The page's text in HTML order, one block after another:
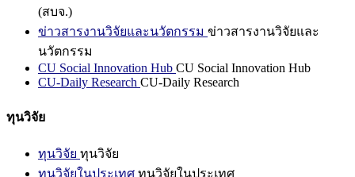
(สบจ.)
ข่าวสารงานวิจัยและนวัตกรรม ข่าวสารงานวิจัยและ
นวัตกรรม
CU Social Innovation Hub CU Social Innovation Hub
CU-Daily Research CU-Daily Research
ทุนวิจัย
ทุนวิจัย ทุนวิจัย
ทุนวิจัยในประเทศ ทุนวิจัยในประเทศ